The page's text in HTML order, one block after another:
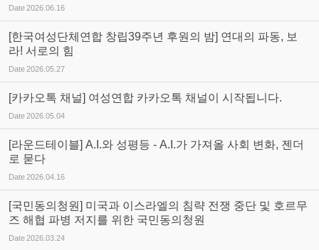
Date2026.06.16
[한국여성단체연합 창립39주년 후원의 밤] 연대의 파동, 보
라! 서로의 힘
Date2026.05.27
[카카오톡 채널] 여성연합 카카오톡 채널이 시작됩니다.
Date2026.05.04
[라운드테이블] A.I.와 성평등 - A.I.가 가져올 사회 변화, 젠더
로 묻다
Date2026.04.16
[국민동의청원] 미국과 이스라엘의 침략 전쟁 중단 및 호르무
즈 해협 파병 저지를 위한 국민동의청원
Date2026.03.24